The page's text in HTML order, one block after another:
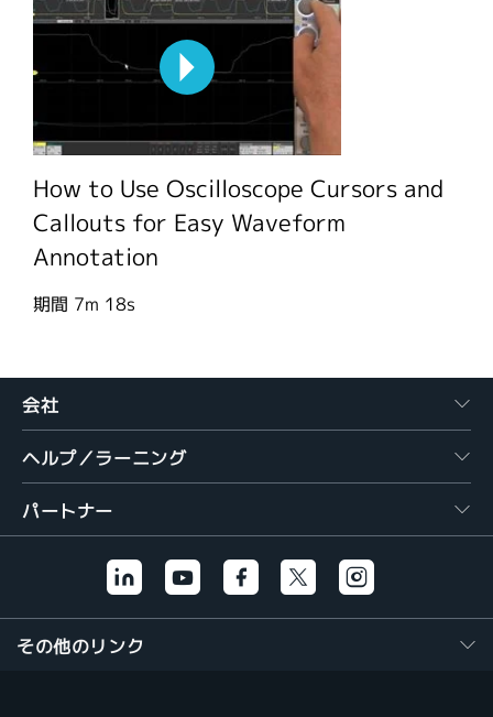
How to Use Oscilloscope Cursors and
Callouts for Easy Waveform
Annotation
期間 7m 18s
会社
ヘルプ／ラーニング
パートナー
その他のリンク